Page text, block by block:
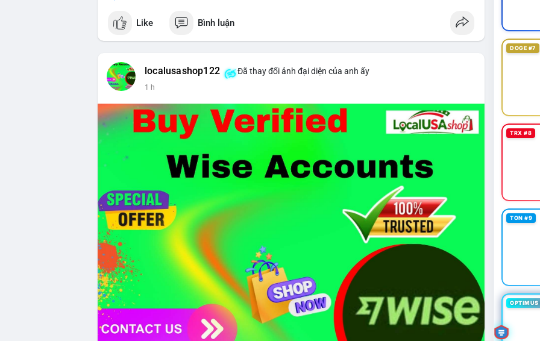
sàn.
phiếu để tiến tới tháng tới. IMF nhận định stablecoin nội địa có thể thúc đẩy nhu cầu token
được dollar hỗ trợ. Tòa án Mỹ cho phép Bybit truy xuất tài sản 1,5 tỷ USD từ vụ hack Triều
Tiên.
- Công nghệ & Bảo mật: BTCPay cảnh báo exploit mới trên LND có thể đánh cắp thông tin
đăng nhập Lightning Network, người dùng cần cập nhật ngay. XRP Ledger đề xuất sửa đổi
bảo mật token hóa tài sản Wall Street trị giá 530 triệu USD.
Nhà đầu tư nên thận trọng với đòn bẩy cao khi Funding Rate BTC chỉ ở mức 0.0035%. Vùng
Fear hiện tại có thể là cơ hội tích lũy dài hạn nhưng cần chờ xác nhận dòng tiền.
Xem chi tiết các bài viết đầy đủ tại dòng thời gian của Vlike.vn!
#whalealertbtc #clarityact #lightningexploit #xrpledger
Like Bình luận
localusashop122 Đã thay đổi ảnh đại diện của anh ấy
1 h
DOGE #7
TRX #8
TON #9
OPTIMUS